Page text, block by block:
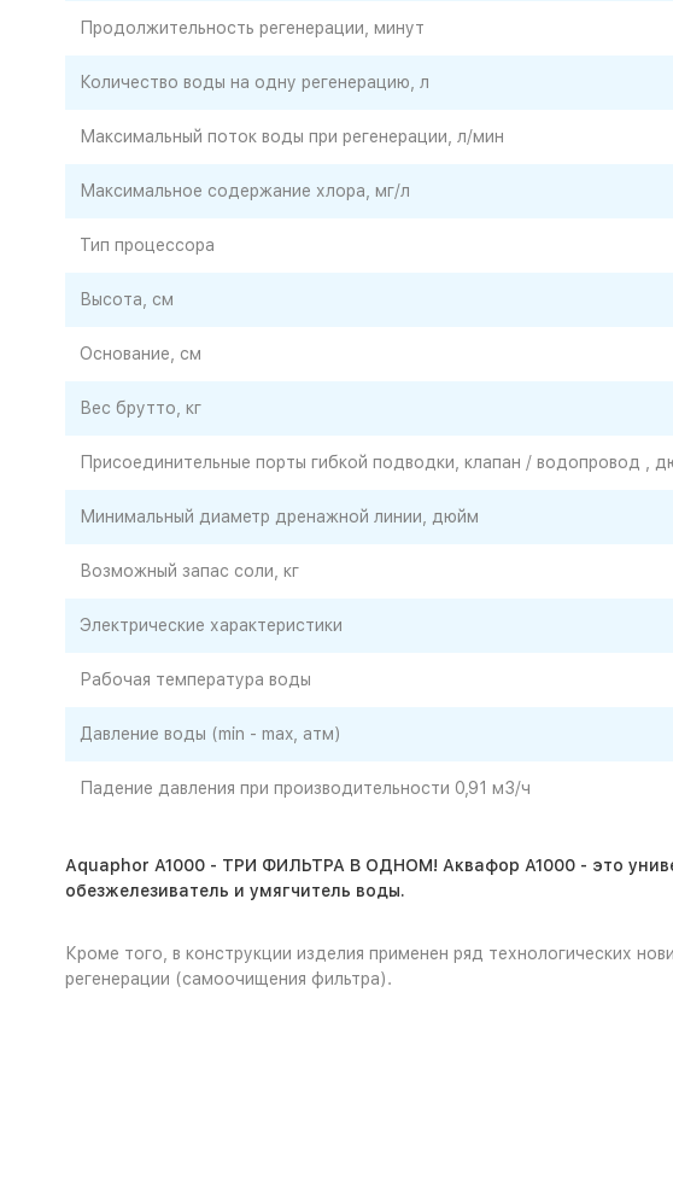
Продолжительность регенерации, минут
Количество воды на одну регенерацию, л
Максимальный поток воды при регенерации, л/мин
Максимальное содержание хлора, мг/л
Тип процессора
Высота, см
Основание, см
Вес брутто, кг
Присоединительные порты гибкой подводки, клапан / водопровод ,
Минимальный диаметр дренажной линии, дюйм
Возможный запас соли, кг
Электрические характеристики
Рабочая температура воды
Давление воды (min - max, атм)
Падение давления при производительности 0,91 м3/ч
Aquaphor A1000 - ТРИ ФИЛЬТРА В ОДНОМ! Аквафор А1000- это
обезжелезиватель и умягчитель воды.
Кроме того, в конструкции изделия применен ряд технологических
регенерации (самоочищения фильтра).